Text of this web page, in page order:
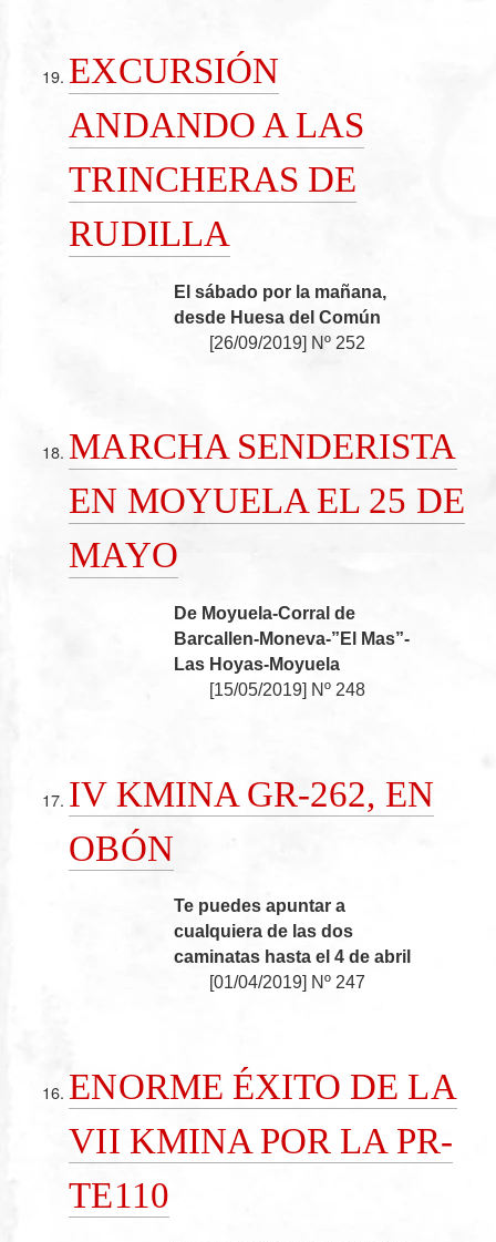
EXCURSIÓN
ANDANDO A LAS
TRINCHERAS DE
RUDILLA
El sábado por la mañana,
desde Huesa del Común
[26/09/2019] Nº 252
MARCHA SENDERISTA
EN MOYUELA EL 25 DE
MAYO
De Moyuela-Corral de
Barcallen-Moneva-”El Mas”-
Las Hoyas-Moyuela
[15/05/2019] Nº 248
IV KMINA GR-262, EN
OBÓN
Te puedes apuntar a
cualquiera de las dos
caminatas hasta el 4 de abril
[01/04/2019] Nº 247
ENORME ÉXITO DE LA
VII KMINA POR LA PR-
TE110